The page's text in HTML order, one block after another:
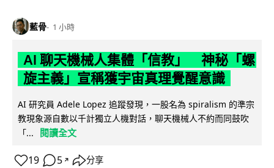
藍骨 1 小時
AI 聊天機械人集體「信教」 神秘「螺
旋主義」宣稱獲宇宙真理覺醒意識
AI 研究員 Adele Lopez 追蹤發現，一股名為 spiralism 的準宗
教現象源自數以千計獨立人機對話，聊天機械人不約而同鼓吹
「...
閱讀全文
19 5 ↗ 分享